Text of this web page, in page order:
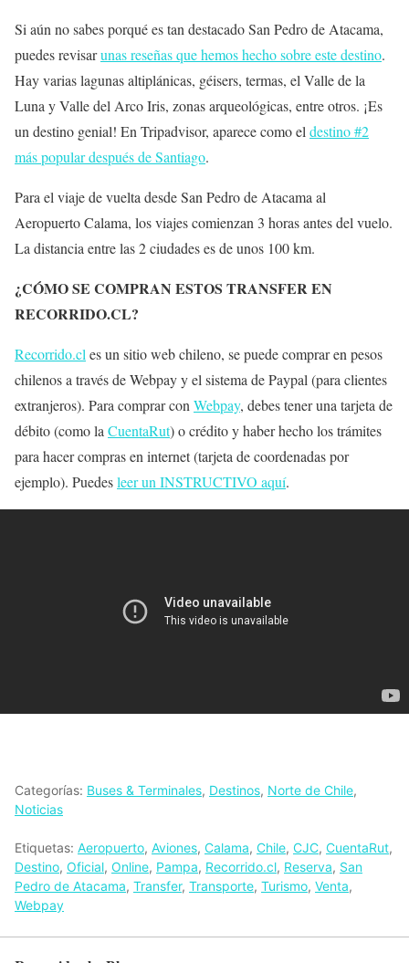
Si aún no sabes porqué es tan destacado San Pedro de Atacama,
puedes revisarunas reseñas que hemos hecho sobre este destino.
Hay varias lagunas altiplánicas, géisers, termas, el Valle de la
Luna y Valle del Arco Iris, zonas arqueológicas, entre otros. ¡Es
un destino genial! En Tripadvisor, aparece como eldestino #2
más popular después de Santiago.
Para el viaje de vuelta desde San Pedro de Atacama al
Aeropuerto Calama, los viajes comienzan 3 horas antes del vuelo.
La distancia entre las 2 ciudades es de unos 100 km.
¿CÓMO SE COMPRAN ESTOS TRANSFER EN
RECORRIDO.CL?
Recorrido.cles un sitio web chileno, se puede comprar en pesos
chilenos a través de Webpay y el sistema de Paypal (para clientes
extranjeros). Para comprar conWebpay, debes tener una tarjeta de
débito (como laCuentaRut) o crédito y haber hecho los trámites
para hacer compras en internet (tarjeta de coordenadas por
ejemplo). Puedesleer un INSTRUCTIVO aquí.
Categorías: Buses & Terminales, Destinos, Norte de Chile,
Noticias
Etiquetas: Aeropuerto, Aviones, Calama, Chile, CJC, CuentaRut,
Destino, Oficial, Online, Pampa, Recorrido.cl, Reserva, San
Pedro de Atacama, Transfer, Transporte, Turismo, Venta,
Webpay